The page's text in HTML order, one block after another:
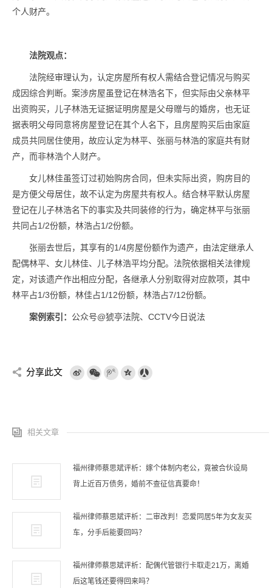
个人财产。
法院观点：
法院经审理认为，认定房屋所有权人需结合登记情况与购买
成因综合判断。案涉房屋虽登记在林浩名下，但实际由父亲林平
出资购买，儿子林浩无证据证明房屋是父母赠与的婚房，也无证
据表明父母同意将房屋登记在其个人名下，且房屋购买后由家庭
成员共同居住使用，故应认定为林平、张丽与林浩的家庭共有财
产，而非林浩个人财产。
女儿林佳虽签订过初始购房合同，但未实际出资，购房目的
是方便父母居住，故不认定为房屋共有权人。结合林平默认房屋
登记在儿子林浩名下的事实及共同装修的行为，确定林平与张丽
共同占1/2份额，林浩占1/2份额。
张丽去世后，其享有的1/4房屋份额作为遗产，由法定继承人
配偶林平、女儿林佳、儿子林浩平均分配。法院依据相关法律规
定，对该遗产作出相应分配，各继承人分别取得对应款项，其中
林平占1/3份额，林佳占1/12份额，林浩占7/12份额。
案例索引： 公众号@猇亭法院、CCTV今日说法
分享此文
相关文章
福州律师蔡思斌评析：嫁个体制内老公，竟被合伙设局
背上近百万债务，婚前不查征信真要命！
福州律师蔡思斌评析：二审改判！恋爱同居5年为女友买
车，分手后能要回吗？
福州律师蔡思斌评析：配偶代管银行卡取走21万，离婚
后这笔钱还要得回来吗？